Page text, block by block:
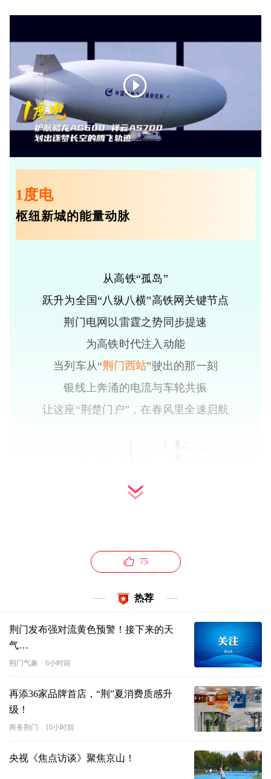
1度电
枢纽新城的能量动脉
从高铁“孤岛”
跃升为全国“八纵八横”高铁网关键节点
荆门电网以雷霆之势同步提速
为高铁时代注入动能
当列车从“荆门西站”驶出的那一刻
银线上奔涌的电流与车轮共振
让这座“荆楚门户”，在春风里全速启航
荆门国际内陆港里
为跨境冷链货物保鲜
75
热荐
荆门发布强对流黄色预警！接下来的天
气…
荆门气象 6小时前
再添36家品牌首店，“荆”夏消费质感升
级！
商务荆门 10小时前
央视《焦点访谈》聚焦京山！